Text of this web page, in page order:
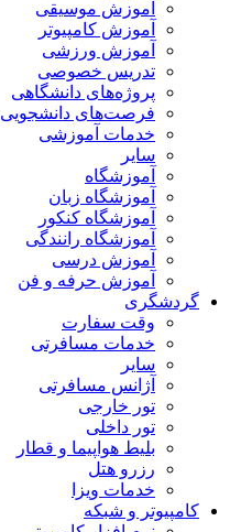
آموزش موسیقی
آموزش کامپیوتر
آموزش ورزشی
تدریس خصوصی
پروژه‌های دانشگاهی
فرصت‌های دانشجویی
خدمات آموزشی
سایر
آموزشگاه
آموزشگاه زبان
آموزشگاه کنکور
آموزشگاه رانندگی
آموزش درسی
آموزش حرفه و فن
گردشگری
وقت سفارت
خدمات مسافرتی
سایر
آژانس مسافرتی
تور خارجی
تور داخلی
بلیط هواپیما و قطار
رزرو هتل
خدمات ویزا
کامپیوتر و شبکه